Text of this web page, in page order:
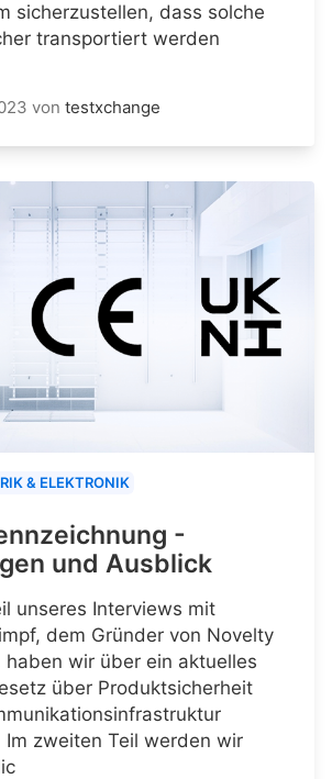
sicherzustellen, dass solche
transportiert werden
von testxchange
& ELEKTRONIK
-
und Ausblick
unseres Interviews mit
dem Gründer von Novelty
haben wir über ein aktuelles
über Produktsicherheit
Im zweiten Teil werden wir